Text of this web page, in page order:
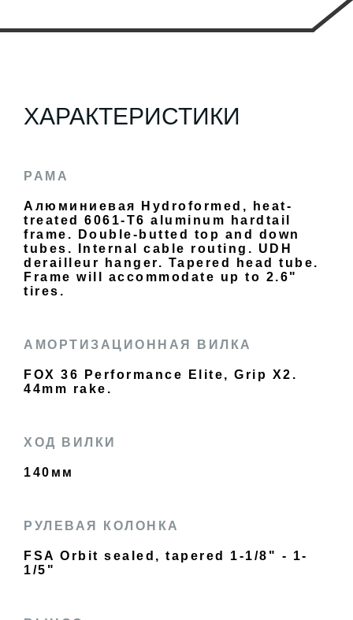
ХАРАКТЕРИСТИКИ
РАМА
Алюминиевая Hydroformed, heat-
treated 6061-T6 aluminum hardtail
frame. Double-butted top and down
tubes. Internal cable routing. UDH
derailleur hanger. Tapered head tube.
Frame will accommodate up to 2.6"
tires.
АМОРТИЗАЦИОННАЯ ВИЛКА
FOX 36 Performance Elite, Grip X2.
44mm rake.
ХОД ВИЛКИ
140мм
РУЛЕВАЯ КОЛОНКА
FSA Orbit sealed, tapered 1-1/8" - 1-
1/5"